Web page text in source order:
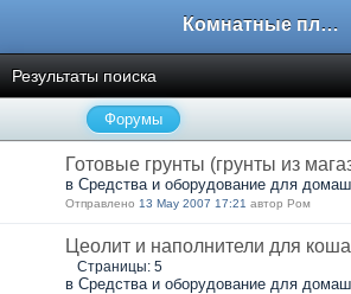
Комнатные плодовые экзоты
Результаты поиска
Форумы
Готовые грунты (грунты из
в Средства и оборудование для
Отправлено 13 May 2007 17:21 автор Ром
Цеолит и наполнители для
Страницы: 5
в Средства и оборудование для